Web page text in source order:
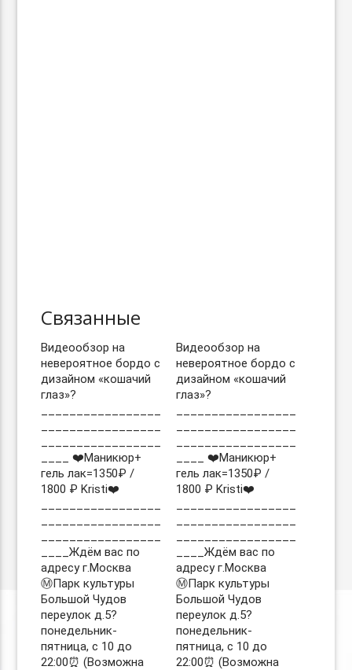
Связанные
Видеообзор на
невероятное бордо с
дизайном «кошачий
глаз»?
____ ❤️Маникюр+
гель лак=1350₽ /
1800 ₽ Kristi❤️
____Ждём вас по
адресу г.Москва
Ⓜ️Парк культуры
Большой Чудов
переулок д.5?
понедельник-
пятница, с 10 до
22:00⏰ (Возможна
Видеообзор на
невероятное бордо с
дизайном «кошачий
глаз»?
____ ❤️Маникюр+
гель лак=1350₽ /
1800 ₽ Kristi❤️
____Ждём вас по
адресу г.Москва
Ⓜ️Парк культуры
Большой Чудов
переулок д.5?
понедельник-
пятница, с 10 до
22:00⏰ (Возможна